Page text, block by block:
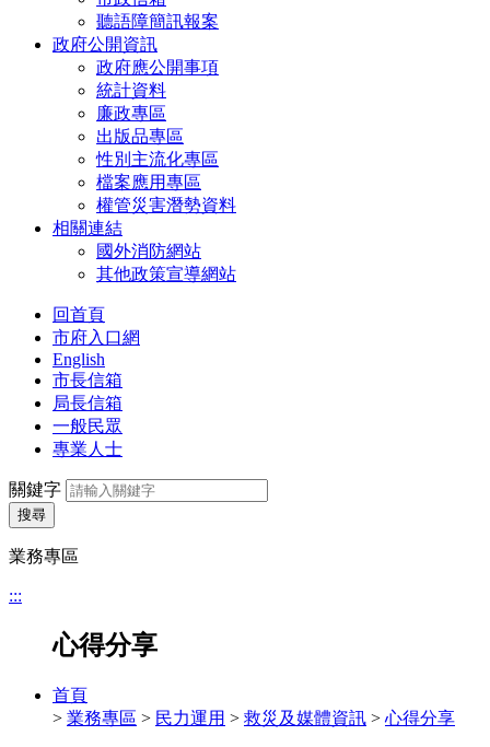
聽語障簡訊報案
政府公開資訊
政府應公開事項
統計資料
廉政專區
出版品專區
性別主流化專區
檔案應用專區
權管災害潛勢資料
相關連結
國外消防網站
其他政策宣導網站
回首頁
市府入口網
English
市長信箱
局長信箱
一般民眾
專業人士
關鍵字
搜尋
業務專區
:::
心得分享
首頁
> 業務專區 > 民力運用 > 救災及媒體資訊 > 心得分享